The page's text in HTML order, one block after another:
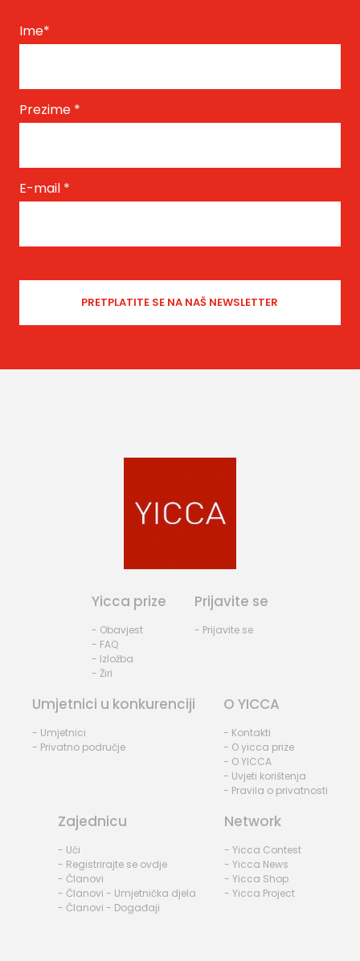
Ime*
Prezime *
E-mail *
Yicca prize
- Obavjest
- FAQ
- Izložba
- Žiri
Prijavite se
- Prijavite se
Umjetnici u konkurenciji
- Umjetnici
- Privatno područje
O YICCA
- Kontakti
- O yicca prize
- O YICCA
- Uvjeti korištenja
- Pravila o privatnosti
Zajednicu
- Ući
- Registrirajte se ovdje
- Članovi
- Članovi - Umjetnička djela
- Članovi - Događaji
Network
- Yicca Contest
- Yicca News
- Yicca Shop
- Yicca Project